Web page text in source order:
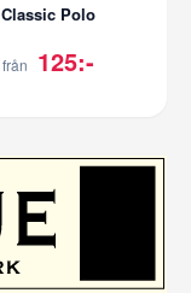
Classic Polo
från 125:-